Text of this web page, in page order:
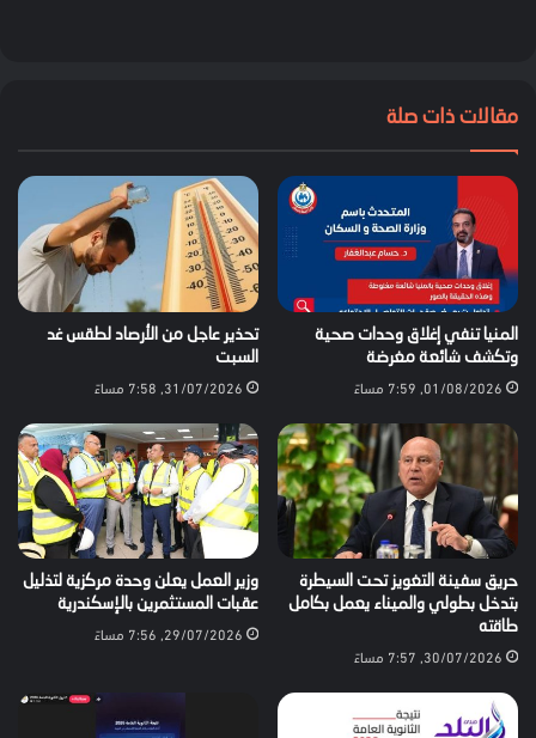
مقالات ذات صلة
المنيا تنفي إغلاق وحدات صحية
وتكشف شائعة مغرضة
01/08/2026, 7:59 مساءً
تحذير عاجل من الأرصاد لطقس غد
السبت
31/07/2026, 7:58 مساءً
حريق سفينة التغويز تحت السيطرة
بتدخل بطولي والميناء يعمل بكامل
طاقته
30/07/2026, 7:57 مساءً
وزير العمل يعلن وحدة مركزية لتذليل
عقبات المستثمرين بالإسكندرية
29/07/2026, 7:56 مساءً